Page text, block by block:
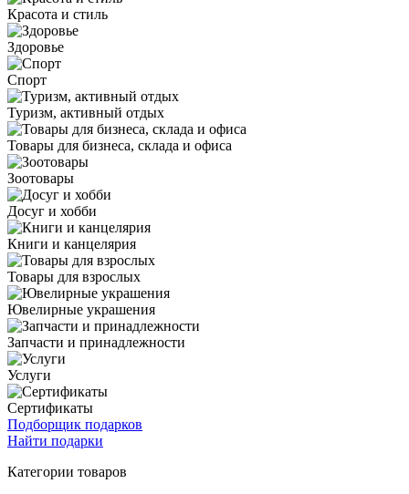
Красота и стиль
Здоровье
Спорт
Туризм, активный отдых
Товары для бизнеса, склада и офиса
Зоотовары
Досуг и хобби
Книги и канцелярия
Товары для взрослых
Ювелирные украшения
Запчасти и принадлежности
Услуги
Сертификаты
Подборщик подарков
Найти подарки
Категории товаров